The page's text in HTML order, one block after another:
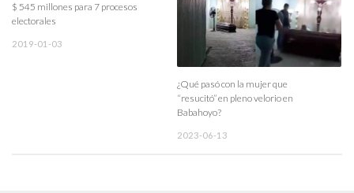
$ 545 millones para 7 procesos
electorales
2019-01-03
¿Qué pasó con la mujer que
“resucitó” en pleno velorio en
Babahoyo?
2023-06-13